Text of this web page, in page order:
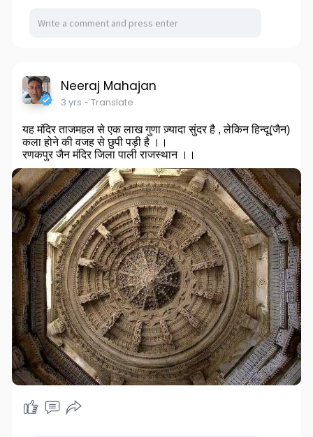
Neeraj Mahajan
3 yrs - Translate
यह मंदिर ताजमहल से एक लाख गुणा ज़्यादा सुंदर है , लेकिन हिन्दू(जैन)
कला होने की वजह से छुपी पड़ी है ।।
रणकपुर जैन मंदिर जिला पाली राजस्थान ।।